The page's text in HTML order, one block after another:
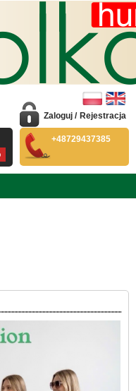
Zaloguj / Rejestracja
+48729437385